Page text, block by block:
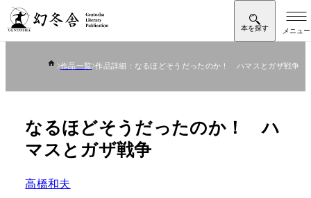
作品一覧 作品詳細：なるほどそうだったのか！ ハマスとガザ戦争
なるほどそうだったのか！ ハ
マスとガザ戦争
高橋和夫